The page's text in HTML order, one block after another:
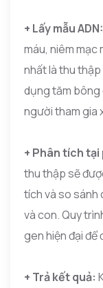
+ Lấy mẫu ADN:
máu, niêm mạc
nhất là thu
dụng tăm bông
người tham gia
+ Phân tích
thu thập sẽ
tích và so sánh
và con. Quy
gen hiện đại để
+ Trả kết quả: